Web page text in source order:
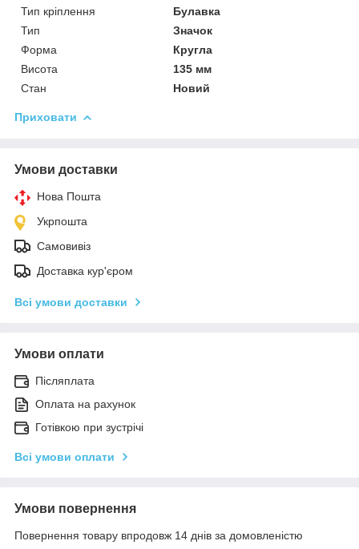
Тип кріплення
Булавка
Тип
Значок
Форма
Кругла
Висота
135 мм
Стан
Новий
Приховати
Умови доставки
Нова Пошта
Укрпошта
Самовивіз
Доставка кур'єром
Всі умови доставки
Умови оплати
Післяплата
Оплата на рахунок
Готівкою при зустрічі
Всі умови оплати
Умови повернення
Повернення товару впродовж 14 днів за домовленістю